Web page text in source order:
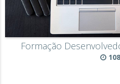
Formação